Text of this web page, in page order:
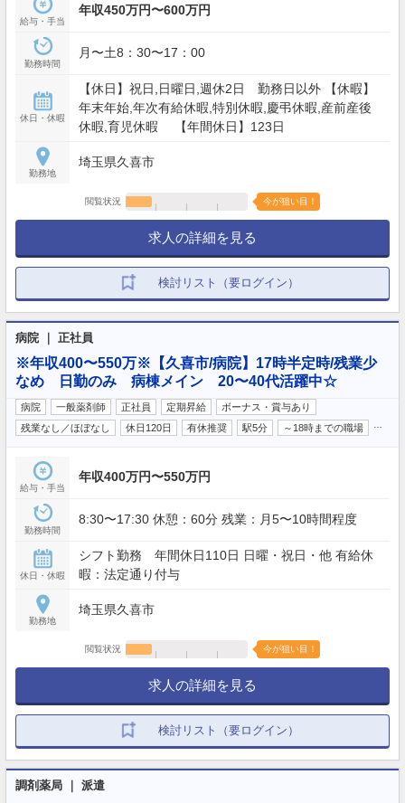
給与・手当
年収450万円〜600万円
勤務時間
月〜土8：30〜17：00
休日・休暇
【休日】祝日,日曜日,週休2日 勤務日以外 【休暇】
年末年始,年次有給休暇,特別休暇,慶弔休暇,産前産後
休暇,育児休暇 【年間休日】123日
勤務地
埼玉県久喜市
閲覧状況 今が狙い目！
求人の詳細を見る
検討リスト（要ログイン）
病院 ｜ 正社員
※年収400〜550万※【久喜市/病院】17時半定時/残業少
なめ 日勤のみ 病棟メイン 20〜40代活躍中☆
病院 一般薬剤師 正社員 定期昇給
ボーナス・賞与あり
残業なし／ほぼなし
休日120日 有休推奨 駅5分 ～18時までの職場
給与・手当
年収400万円〜550万円
勤務時間
8:30〜17:30 休憩：60分 残業：月5〜10時間程度
休日・休暇
シフト勤務 年間休日110日 日曜・祝日・他 有給休
暇：法定通り付与
勤務地
埼玉県久喜市
閲覧状況 今が狙い目！
求人の詳細を見る
検討リスト（要ログイン）
調剤薬局 ｜ 派遣